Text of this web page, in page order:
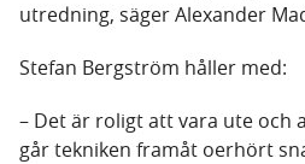
utredning, säger Alexander
Stefan Bergström håller med:
– Det är roligt att vara ute och
går tekniken framåt oerhört